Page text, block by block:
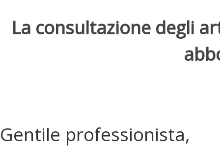
La consultazione degli
Gentile professionista,